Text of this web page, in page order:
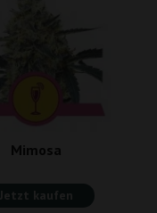
Mimosa
Jetzt kaufen